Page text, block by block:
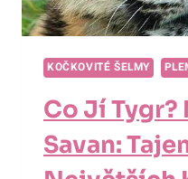
KOČKOVITÉ ŠELMY
Co Jí Tygr?
Savan: